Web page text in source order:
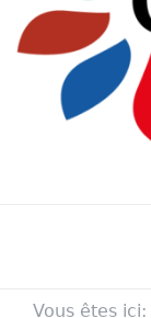
Vous êtes ici: